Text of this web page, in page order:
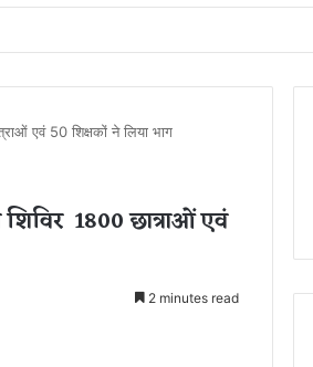
रहा काम
एवं 50 शिक्षकों ने लिया भाग
1800 छात्राओं एवं
2 minutes read